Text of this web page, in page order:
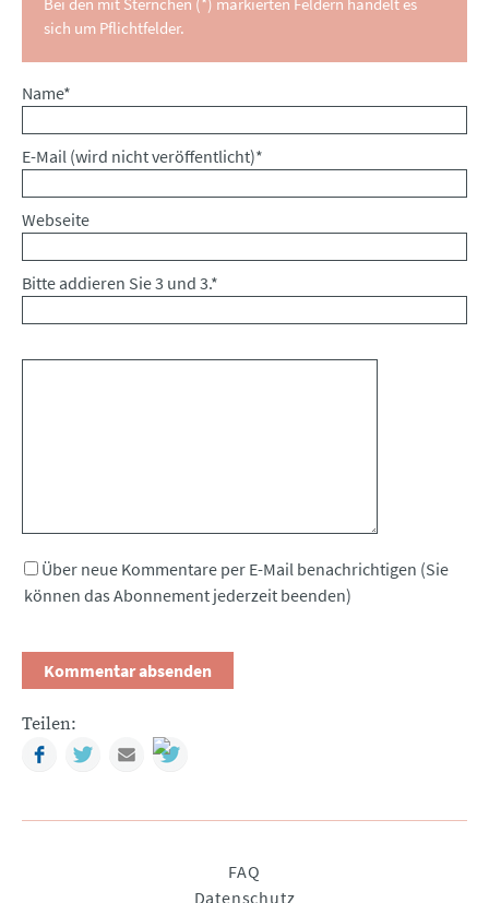
sich um Pflichtfelder.
Pflichtfeld
Name*
Pflichtfeld
E-Mail (wird nicht veröffentlicht)*
Webseite
Bitte addieren Sie 3 und 3.*
Über neue Kommentare per E-Mail benachrichtigen (Sie
können das Abonnement jederzeit beenden)
Teilen:
FacebookTwitterMail
FAQ
Datenschutz